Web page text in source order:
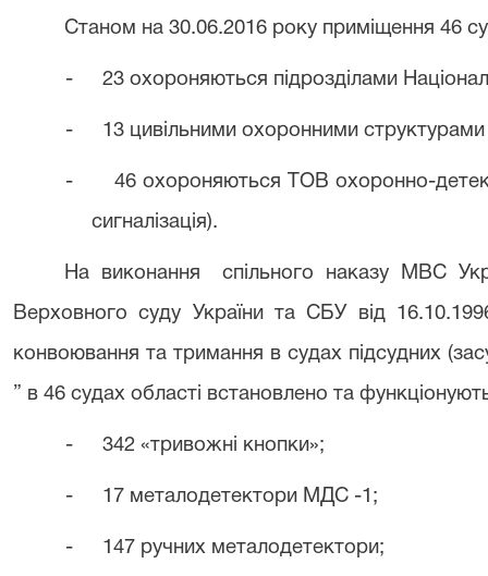
Станом на 30.06.2016 року приміщення 46
- 23 охороняються підрозділами
- 13 цивільними охоронними
- 46 охороняються ТОВ охоронно-
сигналізація).
На виконання спільного наказу МВС
Верховного суду України та СБУ від
конвоювання та тримання в судах підсудних
” в 46 судах області встановлено та
- 342 «тривожні кнопки»;
- 17 металодетектори МДС -1;
- 147 ручних металодетектори;